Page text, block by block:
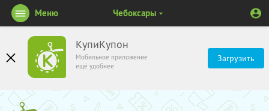
КупиКупон
Мобильное приложение
ещё удобнее
Загрузить
Меню Чебоксары